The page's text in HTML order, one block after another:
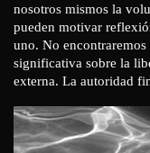
nosotros mismos la
pueden motivar
uno. No
significativa sobre la
externa. La autoridad